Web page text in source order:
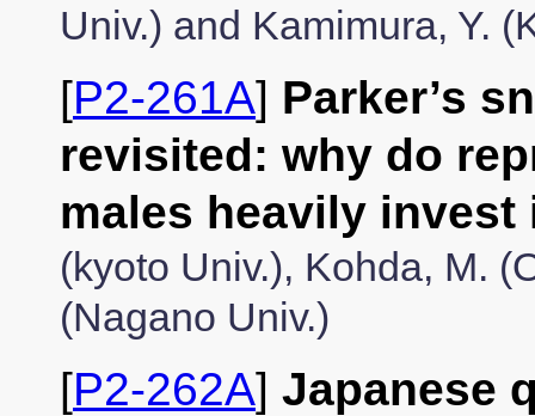
Univ.) and Kamimura, Y.
[P2-261A] Parker’s
revisited: why do
males heavily invest
(kyoto Univ.), Kohda, M.
(Nagano Univ.)
[P2-262A] Japanese